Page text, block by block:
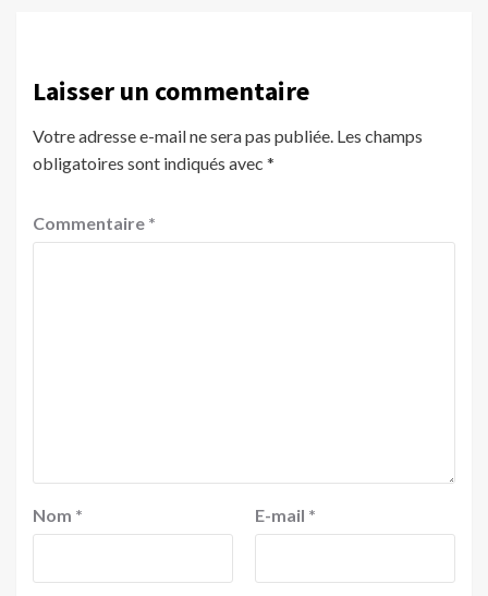
Laisser un commentaire
Votre adresse e-mail ne sera pas publiée. Les champs
obligatoires sont indiqués avec *
Commentaire *
Nom * E-mail *